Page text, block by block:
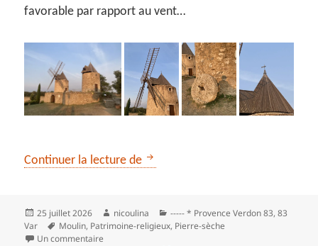
favorable par rapport au vent…
Continuer la lecture de Les moulins de Régusse
Publié
le
25 juillet 2026 Auteur
nicoulina Catégories
----- * Provence Verdon 83,83
Var
Mots-
clés
Moulin, Patrimoine-religieux, Pierre-sèche
Un commentaire